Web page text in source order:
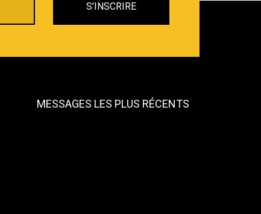
MESSAGES LES PLUS RÉCENTS